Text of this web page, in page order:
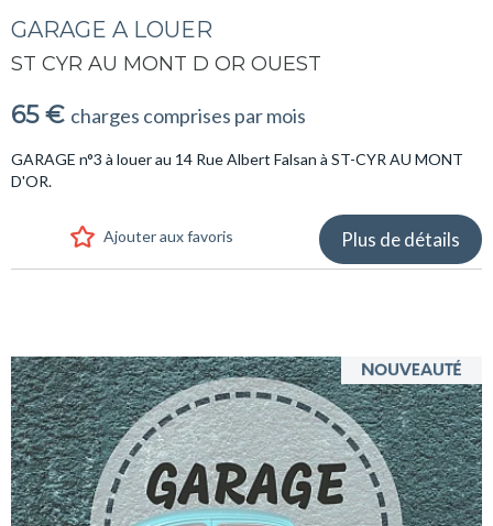
GARAGE A LOUER
ST CYR AU MONT D OR OUEST
65 € charges comprises par mois
GARAGE n°3 à louer au 14 Rue Albert Falsan à ST-CYR AU MONT
D'OR.
Ajouter aux favoris Plus de détails